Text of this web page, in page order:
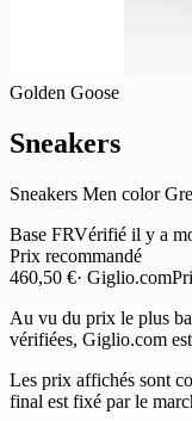
Golden Goose
Sneakers
Sneakers Men color
Base FRVérifié il y a
Prix recommandé
460,50 €· Giglio.com
Au vu du prix le plus
vérifiées, Giglio.com
Les prix affichés sont
final est fixé par le